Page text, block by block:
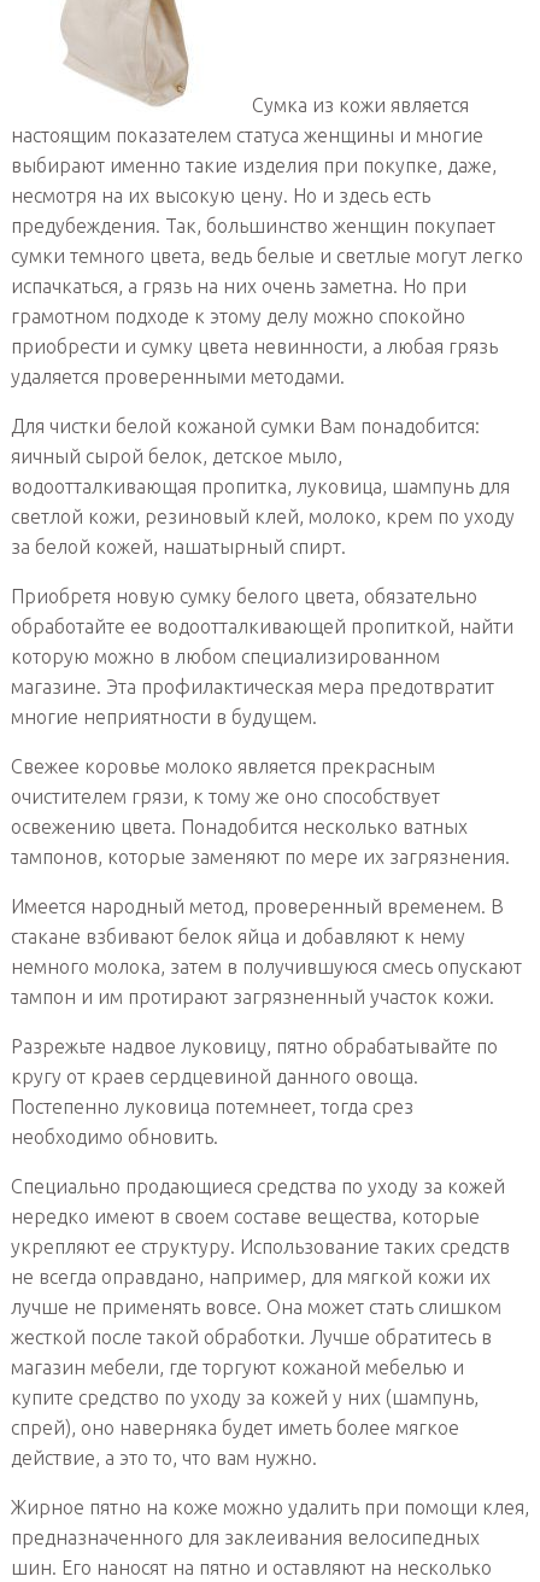
Сумка из кожи является
настоящим показателем статуса женщины и многие
выбирают именно такие изделия при покупке, даже,
несмотря на их высокую цену. Но и здесь есть
предубеждения. Так, большинство женщин покупает
сумки темного цвета, ведь белые и светлые могут легко
испачкаться, а грязь на них очень заметна. Но при
грамотном подходе к этому делу можно спокойно
приобрести и сумку цвета невинности, а любая грязь
удаляется проверенными методами.
Для чистки белой кожаной сумки Вам понадобится:
яичный сырой белок, детское мыло,
водоотталкивающая пропитка, луковица, шампунь для
светлой кожи, резиновый клей, молоко, крем по уходу
за белой кожей, нашатырный спирт.
Приобретя новую сумку белого цвета, обязательно
обработайте ее водоотталкивающей пропиткой, найти
которую можно в любом специализированном
магазине. Эта профилактическая мера предотвратит
многие неприятности в будущем.
Свежее коровье молоко является прекрасным
очистителем грязи, к тому же оно способствует
освежению цвета. Понадобится несколько ватных
тампонов, которые заменяют по мере их загрязнения.
Имеется народный метод, проверенный временем. В
стакане взбивают белок яйца и добавляют к нему
немного молока, затем в получившуюся смесь опускают
тампон и им протирают загрязненный участок кожи.
Разрежьте надвое луковицу, пятно обрабатывайте по
кругу от краев сердцевиной данного овоща.
Постепенно луковица потемнеет, тогда срез
необходимо обновить.
Специально продающиеся средства по уходу за кожей
нередко имеют в своем составе вещества, которые
укрепляют ее структуру. Использование таких средств
не всегда оправдано, например, для мягкой кожи их
лучше не применять вовсе. Она может стать слишком
жесткой после такой обработки. Лучше обратитесь в
магазин мебели, где торгуют кожаной мебелью и
купите средство по уходу за кожей у них (шампунь,
спрей), оно наверняка будет иметь более мягкое
действие, а это то, что вам нужно.
Жирное пятно на коже можно удалить при помощи клея,
предназначенного для заклеивания велосипедных
шин. Его наносят на пятно и оставляют на несколько